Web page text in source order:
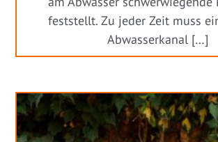
feststellt. Zu jeder Zeit muss
Abwasserkanal […]